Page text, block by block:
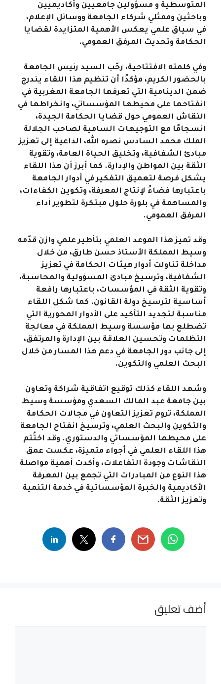
المتوسطية و مسؤولين جامعيين وأكاديميين
وباحثين وممثلي شركاء الجامعة ووسائل الإعلام،
في سياق علمي يعكس الأهمية المتزايدة لقضايا
الحكامة وتحديث المرفق العمومي.
وفي كلمته الافتتاحية، رحّب السيد رئيس الجامعة
بالحضور الكريم، مؤكدًا أن تنظيم هذا اللقاء يندرج
ضمن الدينامية التي تعرفها الجامعة المغربية في
انفتاحها على محيطها المؤسساتي، وانخراطها في
النقاش العمومي حول قضايا الحكامة الجيدة،
انسجامًا مع التوجيهات السامية لصاحب الجلالة
الملك محمد السادس نصره الله، الداعية إلى تعزيز
مبادئ الشفافية، وتخليق الحياة العامة، وتقوية
الثقة بين المواطن والإدارة. كما أبرز أن هذا اللقاء
يشكل فرصة لتعميق التفكير في أدوار الجامعة
باعتبارها فضاءً لإنتاج المعرفة، وتكوين الكفاءات،
والمساهمة في بلورة حلول مبتكرة لتطوير أداء
المرفق العمومي.
وقد تميز هذا الموعد العلمي بتأطير علمي وازن قدّمه
وسيط المملكة الأستاذ حسن طارق، من خلال
مداخلة تناولت أدوار هيئات الحكامة في تعزيز
الشفافية، وترسيخ مبادئ المسؤولية والمحاسبة،
وتقوية الثقة في المؤسسات، باعتبارها رافعة
أساسية لترسيخ دولة القانون. كما شكل اللقاء
مناسبة لتجديد التأكيد على الأدوار المحورية التي
تضطلع بها مؤسسة وسيط المملكة في معالجة
التظلمات وتحسين العلاقة بين الإدارة والمرتفق،
إلى جانب دور الجامعة في دعم هذا المسار من خلال
البحث العلمي والتكوين.
وشهد اللقاء كذلك توقيع اتفاقية شراكة وتعاون
بين جامعة عبد المالك السعدي ومؤسسة وسيط
المملكة، تروم تعزيز التعاون في مجالات الحكامة
والتكوين والبحث العلمي، وترسيخ انفتاح الجامعة
على محيطها المؤسساتي والدستوري. وقد اختُتم
هذا اللقاء العلمي في أجواء متميزة، عكست عمق
النقاشات وجودة التفاعلات، وأكدت أهمية مواصلة
هذا النوع من المبادرات التي تجمع بين المعرفة
الأكاديمية والخبرة المؤسساتية في خدمة التنمية
وتعزيز الثقة.
أضف تعليق